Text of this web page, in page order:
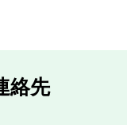
絡先